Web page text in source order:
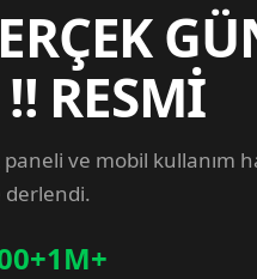
RESMİ
ve mobil kullanım
derlendi.
1M+